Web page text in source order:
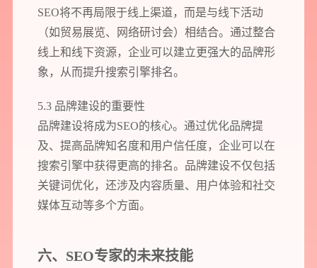
SEO将不再局限于线上渠道，而是与线下活动
（如贸易展览、网络研讨会）相结合。通过整合
线上和线下资源，企业可以建立更强大的品牌形
象，从而提升搜索引擎排名。
5.3 品牌建设的重要性
品牌建设将成为SEO的核心。通过优化品牌提
及、提高品牌知名度和用户信任度，企业可以在
搜索引擎中获得更高的排名。品牌建设不仅包括
关键词优化，还涉及内容质量、用户体验和社交
媒体互动等多个方面。
六、SEO专家的未来技能